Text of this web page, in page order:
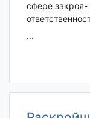
сфере закроя-
...